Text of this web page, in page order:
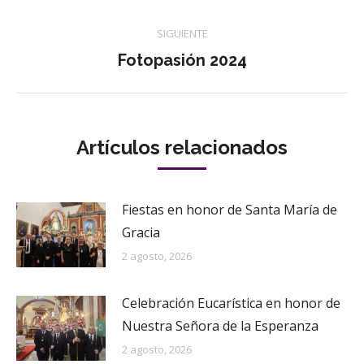
publicaciones
SIGUIENTE
Publicación
Fotopasión 2024
Artículos relacionados
Fiestas en honor de Santa María de
Gracia
2 agosto, 2026
Celebración Eucarística en honor de
Nuestra Señora de la Esperanza
2 agosto, 2026